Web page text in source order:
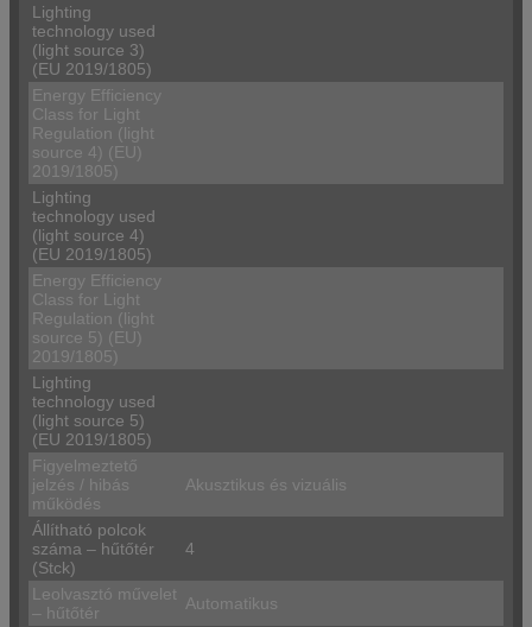
Lighting
technology used
(light source 3)
(EU 2019/1805)
Energy Efficiency
Class for Light
Regulation (light
source 4) (EU)
2019/1805)
Lighting
technology used
(light source 4)
(EU 2019/1805)
Energy Efficiency
Class for Light
Regulation (light
source 5) (EU)
2019/1805)
Lighting
technology used
(light source 5)
(EU 2019/1805)
Figyelmeztető
jelzés / hibás
működés
Akusztikus és vizuális
Állítható polcok
száma – hűtőtér
(Stck)
4
Leolvasztó művelet
– hűtőtér
Automatikus